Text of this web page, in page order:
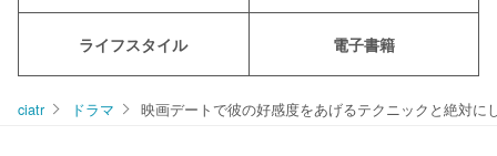
ライフスタイル 電子書籍
ciatr ドラマ 映画デートで彼の好感度をあげるテクニックと絶対に